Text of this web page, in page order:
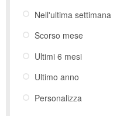
Nell'ultima settimana
Scorso mese
Ultimi 6 mesi
Ultimo anno
Personalizza